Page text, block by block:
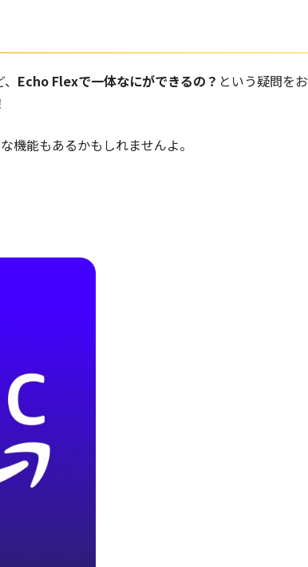
Echo Flexで一体なにができるの？ という疑問をお
機能もあるかもしれませんよ。